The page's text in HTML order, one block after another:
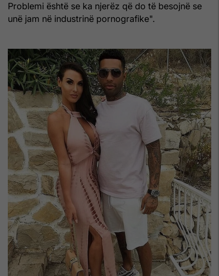
Problemi është se ka njerëz që do të besojnë se
unë jam në industrinë pornografike".